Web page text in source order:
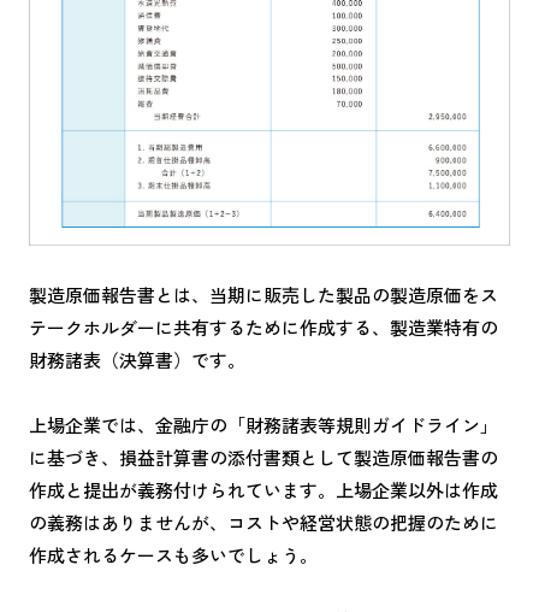
製造原価報告書とは、当期に販売した製品の製造原価をス
テークホルダーに共有するために作成する、製造業特有の
財務諸表（決算書）です。
上場企業では、金融庁の「財務諸表等規則ガイドライン」
に基づき、損益計算書の添付書類として製造原価報告書の
作成と提出が義務付けられています。上場企業以外は作成
の義務はありませんが、コストや経営状態の把握のために
作成されるケースも多いでしょう。